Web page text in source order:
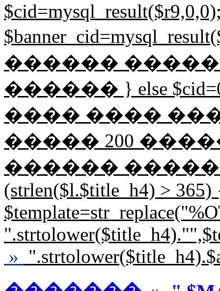
������
������ } else
���� ����
����� 200
������
(strlen($l.$title_h4) >
»